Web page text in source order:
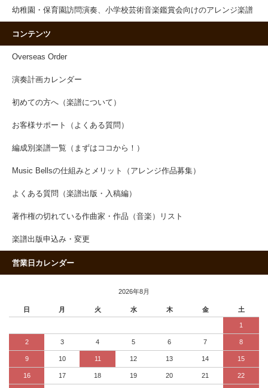
幼稚園・保育園訪問演奏、小学校芸術音楽鑑賞会向けのアレンジ楽譜
コンテンツ
Overseas Order
演奏計画カレンダー
初めての方へ（楽譜について）
お客様サポート（よくある質問）
編成別楽譜一覧（まずはココから！）
Music Bellsの仕組みとメリット（アレンジ作品募集）
よくある質問（楽譜出版・入稿編）
著作権の切れている作曲家・作品（音楽）リスト
楽譜出版申込み・変更
営業日カレンダー
2026年8月
日 月 火 水 木 金 土
1
2 3 4 5 6 7 8
9 10 11 12 13 14 15
16 17 18 19 20 21 22